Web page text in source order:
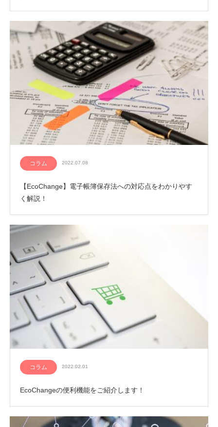
コラム 2022.07.08
【EcoChange】電子帳簿保存法への対応点をわかりやす
く解説！
コラム 2022.02.01
EcoChangeの便利機能をご紹介します！